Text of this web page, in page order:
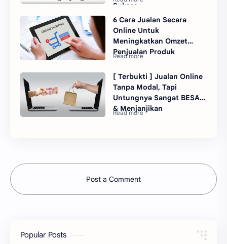
Sukses.
6 Cara Jualan Secara
Online Untuk
Meningkatkan Omzet
Penjualan Produk
[ Terbukti ] Jualan Online
Tanpa Modal, Tapi
Untungnya Sangat BESAR
& Menjanjikan
Post a Comment
Popular Posts